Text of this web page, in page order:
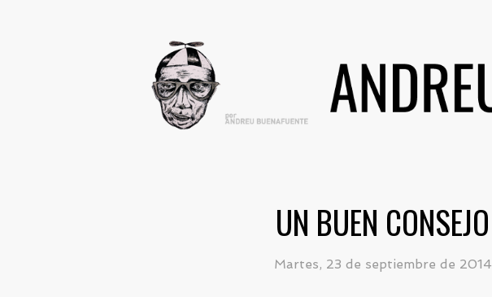
UN BUEN CONSEJO
Martes, 23 de septiembre de 2014